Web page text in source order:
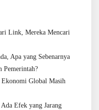
Link, Mereka Mencari
Apa yang Sebenarnya
Pemerintah?
Ekonomi Global Masih
Efek yang Jarang